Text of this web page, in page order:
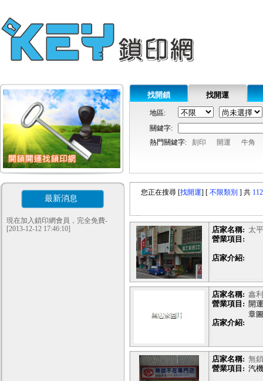
找開鎖 找開運
地區:
關鍵字:
熱門關鍵字: 刻印 開運 牛角
最新消息
現在加入鎖印網會員，完全免費-
[2013-12-12 17:46:10]
您正在搜尋 [找開運] [ 不限類別 ] 共
店家名稱: 太
營業項目:
店家介紹:
店家名稱: 鑫
營業項目: 開
章
店家介紹:
店家名稱: 無
營業項目: 汽